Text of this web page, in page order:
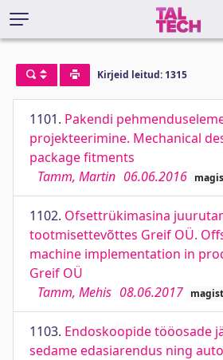
Kirjeid leitud: 1315
1101. Pakendi
projekteerimine. Mechanical
package fitments
Tamm, Martin 06.06.2016
1102. Ofsettrükimasina
tootmisettevõttes Greif OÜ.
machine implementation in
Greif OÜ
Tamm, Mehis 08.06.2017
1103. Endoskoopide tööosade
sedame edasiarendus ning